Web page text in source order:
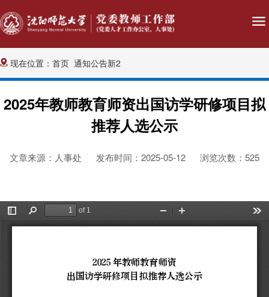
现在位置： 首页 通知公告新2
2025年教师教育师资出国访学研修项目拟
推荐人选公示
文章来源：人事处 发布时间：2025-05-12 浏览次数： 525